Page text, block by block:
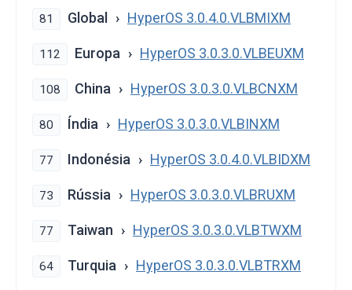
81 Global HyperOS 3.0.4.0.VLBMIXM
112 Europa HyperOS 3.0.3.0.VLBEUXM
108 China HyperOS 3.0.3.0.VLBCNXM
80 Índia HyperOS 3.0.3.0.VLBINXM
77 Indonésia HyperOS 3.0.4.0.VLBIDXM
73 Rússia HyperOS 3.0.3.0.VLBRUXM
77 Taiwan HyperOS 3.0.3.0.VLBTWXM
64 Turquia HyperOS 3.0.3.0.VLBTRXM